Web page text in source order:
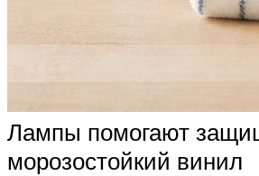
Лампы помогают
морозостойкий винил